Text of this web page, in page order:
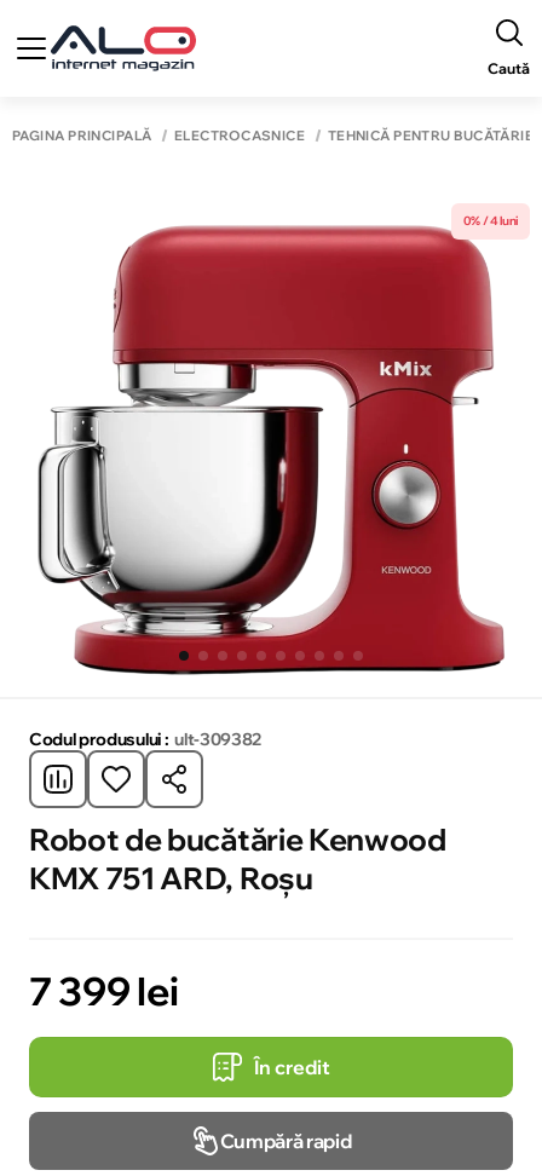
Caută
PAGINA PRINCIPALĂ ELECTROCASNICE TEHNICĂ PENTRU BUCĂTĂRIE
0% / 4 luni
Codul produsului : ult-309382
Robot de bucătărie Kenwood
KMX 751 ARD, Roșu
7 399 lei
În credit
Cumpără rapid